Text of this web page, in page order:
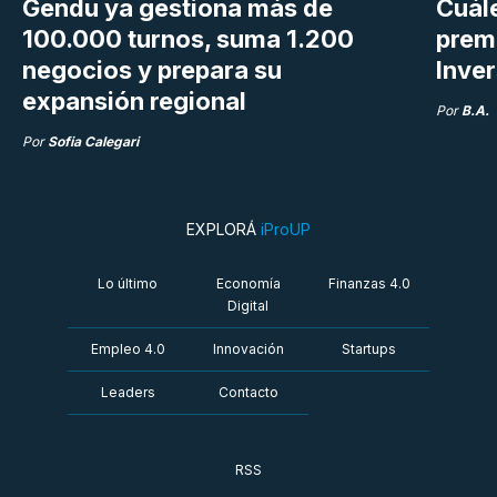
Gendu ya gestiona más de
100.000 turnos, suma 1.200
negocios y prepara su
expansión regional
Por Sofia Calegari
Por B.A.
EXPLORÁ iProUP
Lo último
Economía
Digital
Finanzas 4.0
Empleo 4.0 Innovación Startups
Leaders Contacto
RSS